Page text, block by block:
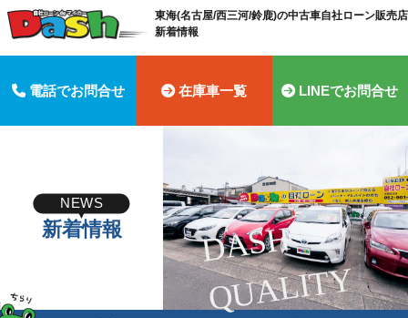
東海(名古屋/西三河/鈴鹿)の中古車自社ローン販売
新着情報
電話でお問合せ 在庫車一覧 LINEでお問合せ
D
A
S
H
Q
U
A
LI
T
Y
NEWS
新着情報